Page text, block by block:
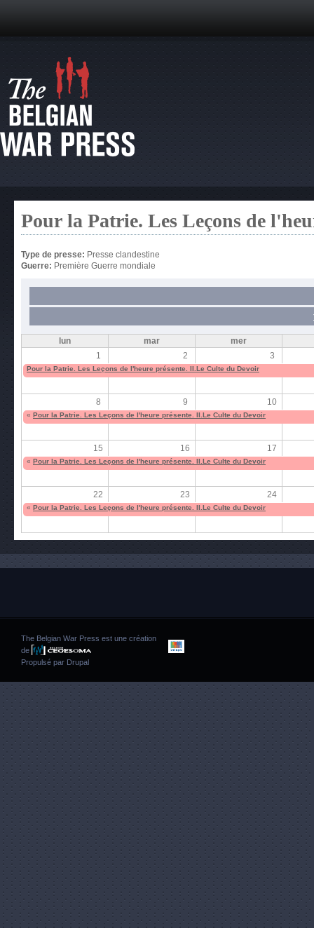
Pour la Patrie. Les Leçons de
Type de presse: Presse clandestine
Guerre: Première Guerre mondiale
lun mar
mer
1
2 3
Pour la Patrie. Les Leçons de l'heure présente. II.Le Culte du Devoir
8 9 10
« Pour la Patrie. Les Leçons de l'heure présente. II.Le Culte du Devoir
15 16 17
« Pour la Patrie. Les Leçons de l'heure présente. II.Le Culte du Devoir
22 23 24
« Pour la Patrie. Les Leçons de l'heure présente. II.Le Culte du Devoir
The Belgian War Press est une création
de
Propulsé par Drupal